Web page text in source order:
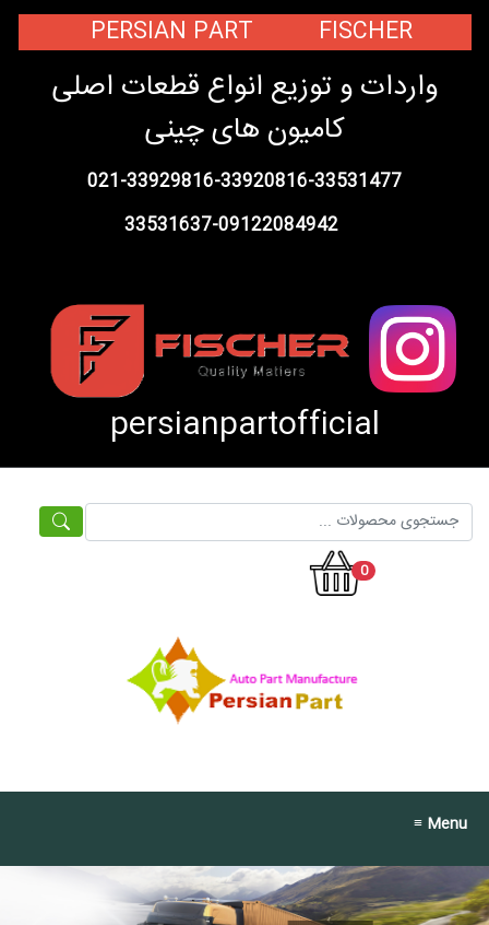
PERSIAN PART FISCHER
واردات و توزیع انواع قطعات اصلی
کامیون های چینی
021-33929816-33920816-33531477
33531637-09122084942
persianpartofficial
0
≡ Menu